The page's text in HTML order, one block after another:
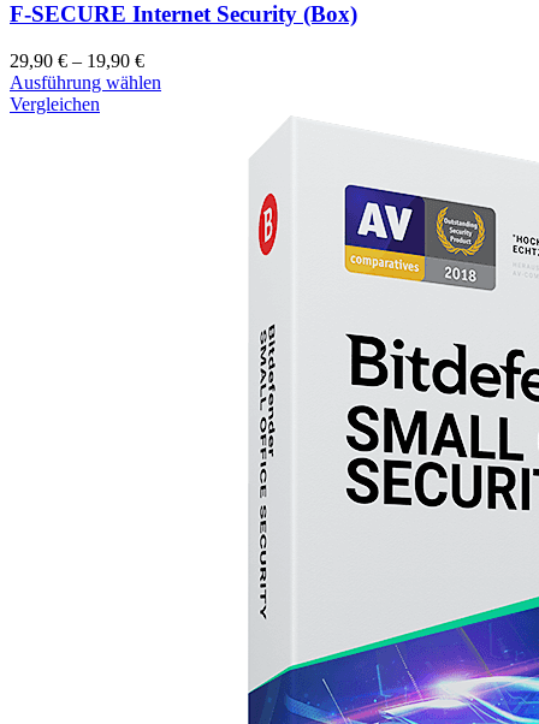
F-SECURE Internet Security (Box)
29,90 € – 19,90 €
Ausführung wählen
Vergleichen